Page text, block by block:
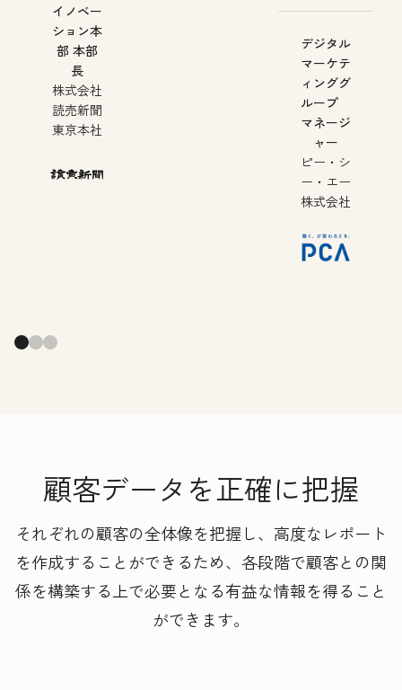
イノベー
ション本
部 本部
長
株式会社
読売新聞
東京本社
デジタル
マーケテ
ィンググ
ループ
マネージ
ャー
ピー・シ
ー・エー
株式会社
顧客データを正確に把握
それぞれの顧客の全体像を把握し、高度なレポート
を作成することができるため、各段階で顧客との関
係を構築する上で必要となる有益な情報を得ること
ができます。